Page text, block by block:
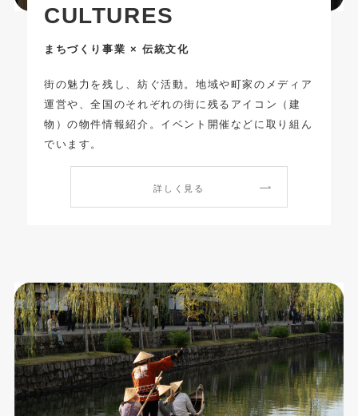
CULTURES
まちづくり事業 × 伝統文化
街の魅力を残し、紡ぐ活動。地域や町家のメディア
運営や、全国のそれぞれの街に残るアイコン（建
物）の物件情報紹介。イベント開催などに取り組ん
でいます。
詳しく見る